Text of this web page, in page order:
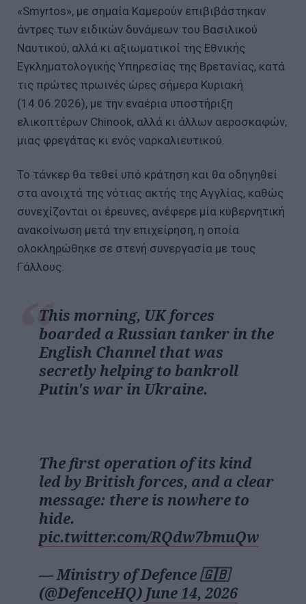
«Smyrtos», με σημαία Καμερούν επιβιβάστηκαν
άντρες των ειδικών δυνάμεων του Βασιλικού
Ναυτικού, αλλά κι αξιωματικοί της Εθνικής
Εγκληματολογικής Υπηρεσίας της Βρετανίας, κατά
τις πρώτες πρωινές ώρες σήμερα Κυριακή
(14.06.2026), με την εναέρια υποστήριξη
ελικοπτέρων Chinook, αλλά κι άλλων αεροσκαφών,
μιας φρεγάτας κι ενός ναρκαλιευτικού.
Το τάνκερ θα τεθεί υπό κράτηση και θα οδηγηθεί
στα ανοιχτά της νότιας ακτής της Αγγλίας, καθώς
συνεχίζονται οι έρευνες, ανέφερε μία κυβερνητική
ανακοίνωση μετά την επιχείρηση, η οποία
ολοκληρώθηκε σε στενή συνεργασία με τους
Γάλλους.
This morning, UK forces
boarded a Russian tanker in the
English Channel that was
secretly helping to bankroll
Putin's war in Ukraine.
The first operation of its kind
led by British forces, and a clear
message: there is nowhere to
hide.
pic.twitter.com/RQdw7bmuQw
— Ministry of Defence 🇬🇧
(@DefenceHQ) June 14, 2026